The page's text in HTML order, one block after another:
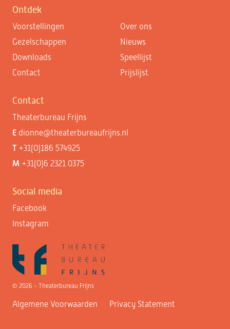
Ontdek
Voorstellingen
Over ons
Gezelschappen
Nieuws
Downloads
Speellijst
Contact
Prijslijst
Contact
Theaterbureau Frijns
E dionne@theaterbureaufrijns.nl
T +31(0)186 574925
M +31(0)6 2321 0375
Social media
Facebook
Instagram
© 2026 - Theaterbureau Frijns
Algemene Voorwaarden Privacy Statement